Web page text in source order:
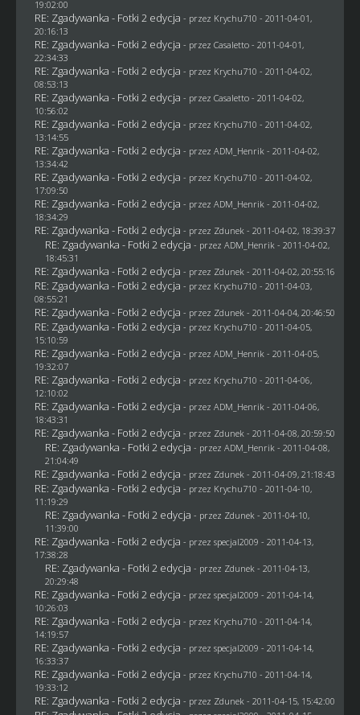
19:02:00
RE: Zgadywanka - Fotki 2 edycja - przez Krychu710 - 2011-04-01,
20:16:13
RE: Zgadywanka - Fotki 2 edycja - przez Casaletto- 2011-04-01,
22:34:33
RE: Zgadywanka - Fotki 2 edycja - przez Krychu710 - 2011-04-02,
08:53:13
RE: Zgadywanka - Fotki 2 edycja - przez Casaletto- 2011-04-02,
10:56:02
RE: Zgadywanka - Fotki 2 edycja - przez Krychu710 - 2011-04-02,
13:14:55
RE: Zgadywanka - Fotki 2 edycja - przez ADM_Henrik- 2011-04-02,
13:34:42
RE: Zgadywanka - Fotki 2 edycja - przez Krychu710 - 2011-04-02,
17:09:50
RE: Zgadywanka - Fotki 2 edycja - przez ADM_Henrik- 2011-04-02,
18:34:29
RE: Zgadywanka - Fotki 2 edycja - przez Zdunek- 2011-04-02, 18:39:37
RE: Zgadywanka - Fotki 2 edycja - przez ADM_Henrik- 2011-04-02,
18:45:31
RE: Zgadywanka - Fotki 2 edycja - przez Zdunek- 2011-04-02, 20:55:16
RE: Zgadywanka - Fotki 2 edycja - przez Krychu710 - 2011-04-03,
08:55:21
RE: Zgadywanka - Fotki 2 edycja - przez Zdunek- 2011-04-04, 20:46:50
RE: Zgadywanka - Fotki 2 edycja - przez Krychu710 - 2011-04-05,
15:10:59
RE: Zgadywanka - Fotki 2 edycja - przez ADM_Henrik- 2011-04-05,
19:32:07
RE: Zgadywanka - Fotki 2 edycja - przez Krychu710 - 2011-04-06,
12:10:02
RE: Zgadywanka - Fotki 2 edycja - przez ADM_Henrik- 2011-04-06,
18:43:31
RE: Zgadywanka - Fotki 2 edycja - przez Zdunek- 2011-04-08, 20:59:50
RE: Zgadywanka - Fotki 2 edycja - przez ADM_Henrik- 2011-04-08,
21:04:49
RE: Zgadywanka - Fotki 2 edycja - przez Zdunek- 2011-04-09, 21:18:43
RE: Zgadywanka - Fotki 2 edycja - przez Krychu710 - 2011-04-10,
11:19:29
RE: Zgadywanka - Fotki 2 edycja - przez Zdunek- 2011-04-10,
11:39:00
RE: Zgadywanka - Fotki 2 edycja - przez specjal2009 - 2011-04-13,
17:38:28
RE: Zgadywanka - Fotki 2 edycja - przez Zdunek- 2011-04-13,
20:29:48
RE: Zgadywanka - Fotki 2 edycja - przez specjal2009 - 2011-04-14,
10:26:03
RE: Zgadywanka - Fotki 2 edycja - przez Krychu710 - 2011-04-14,
14:19:57
RE: Zgadywanka - Fotki 2 edycja - przez specjal2009 - 2011-04-14,
16:33:37
RE: Zgadywanka - Fotki 2 edycja - przez Krychu710 - 2011-04-14,
19:33:12
RE: Zgadywanka - Fotki 2 edycja - przez Zdunek- 2011-04-15, 15:42:00